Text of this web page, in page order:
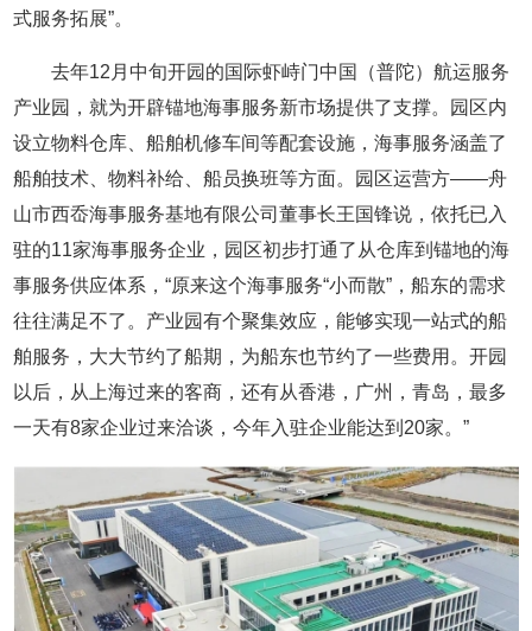
式服务拓展”。
去年12月中旬开园的国际虾峙门中国（普陀）航运服务
产业园，就为开辟锚地海事服务新市场提供了支撑。园区内
设立物料仓库、船舶机修车间等配套设施，海事服务涵盖了
船舶技术、物料补给、船员换班等方面。园区运营方——舟
山市西岙海事服务基地有限公司董事长王国锋说，依托已入
驻的11家海事服务企业，园区初步打通了从仓库到锚地的海
事服务供应体系，“原来这个海事服务“小而散”，船东的需求
往往满足不了。产业园有个聚集效应，能够实现一站式的船
舶服务，大大节约了船期，为船东也节约了一些费用。开园
以后，从上海过来的客商，还有从香港，广州，青岛，最多
一天有8家企业过来洽谈，今年入驻企业能达到20家。”